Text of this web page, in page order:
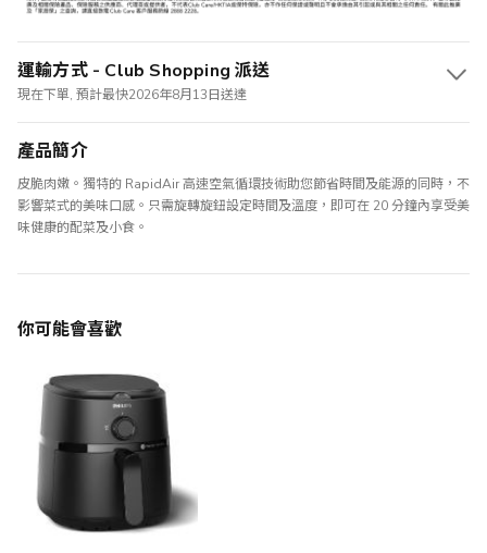
運輸方式 - Club Shopping 派送
現在下單, 預計最快2026年8月13日送達
產品簡介
皮脆肉嫩。獨特的 RapidAir 高速空氣循環技術助您節省時間及能源的同時，不
影響菜式的美味口感。只需旋轉旋鈕設定時間及溫度，即可在 20 分鐘內享受美
味健康的配菜及小食。
你可能會喜歡